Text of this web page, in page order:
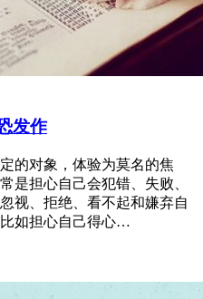
发作
的对象，体验为莫名的焦
是担心自己会犯错、失败、
视、拒绝、看不起和嫌弃自
如担心自己得心…